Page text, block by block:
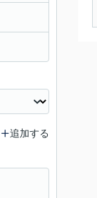
追加する